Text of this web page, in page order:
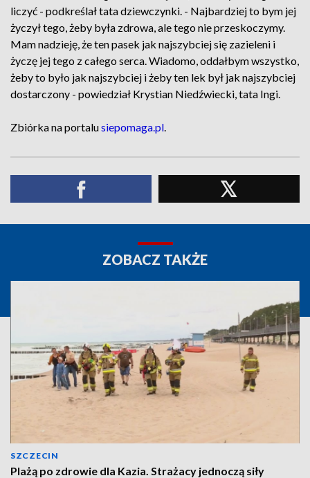
liczyć - podkreślał tata dziewczynki. - Najbardziej to bym jej
życzył tego, żeby była zdrowa, ale tego nie przeskoczymy.
Mam nadzieję, że ten pasek jak najszybciej się zazieleni i
życzę jej tego z całego serca. Wiadomo, oddałbym wszystko,
żeby to było jak najszybciej i żeby ten lek był jak najszybciej
dostarczony - powiedział Krystian Niedźwiecki, tata Ingi.
Zbiórka na portalusiepomaga.pl.
ZOBACZ TAKŻE
SZCZECIN
Plażą po zdrowie dla Kazia. Strażacy jednoczą siły